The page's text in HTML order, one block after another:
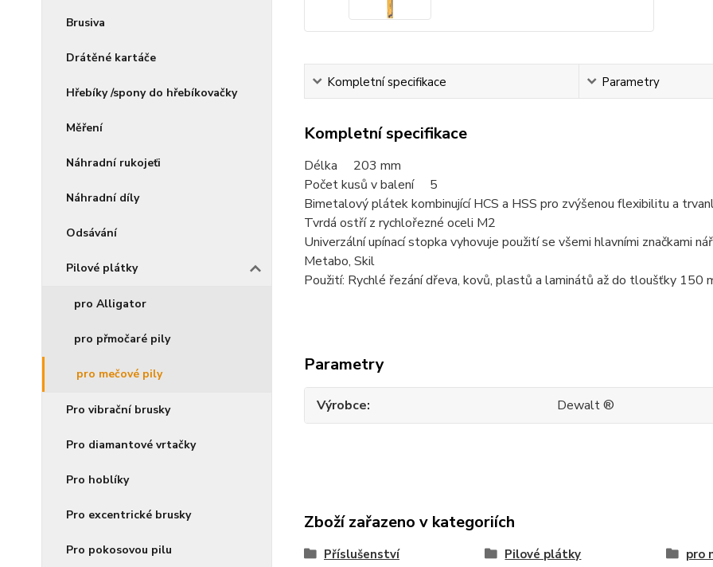
Brusiva
Drátěné kartáče
Hřebíky /spony do hřebíkovačky
Měření
Náhradní rukojeťi
Náhradní díly
Odsávání
Pilové plátky
pro Alligator
pro přmočaré pily
pro mečové pily
Pro vibrační brusky
Pro diamantové vrtačky
Pro hoblíky
Pro excentrické brusky
Pro pokosovou pilu
Kompletní specifikace Parametry
Kompletní specifikace
Délka 203 mm
Počet kusů v balení 5
Bimetalový plátek kombinující HCS a HSS pro zvýšenou flexibilitu a
Tvrdá ostří z rychlořezné oceli M2
Univerzální upínací stopka vyhovuje použití se všemi hlavními značkami
Metabo, Skil
Použití: Rychlé řezání dřeva, kovů, plastů a laminátů až do tloušťky 150
Parametry
Výrobce Dewalt ®
Zboží zařazeno v kategoriích
Příslušenství Pilové plátky pro